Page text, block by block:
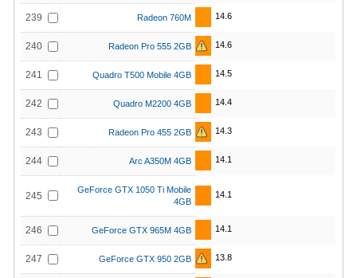
239 Radeon 760M 14.6
240 Radeon Pro 555 2GB 14.6
241 Quadro T500 Mobile 4GB 14.5
242 Quadro M2200 4GB 14.4
243 Radeon Pro 455 2GB 14.3
244 Arc A350M 4GB 14.1
245
GeForce GTX 1050 Ti Mobile
4GB
14.1
246 GeForce GTX 965M 4GB 14.1
247 GeForce GTX 950 2GB 13.8